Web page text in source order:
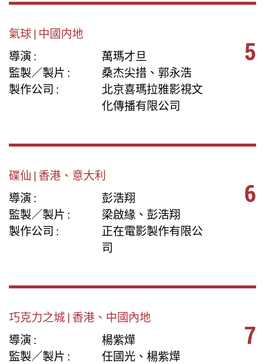
氣球 | 中國内地
導演 :
萬瑪才旦
監製／製片 :
桑杰尖措、郭永浩
製作公司 :
北京喜瑪拉雅影視文
化傳播有限公司
5
碟仙 | 香港、意大利
導演 :
彭浩翔
監製／製片 :
梁啟緣、彭浩翔
製作公司 :
正在電影製作有限公
司
6
巧克力之城 | 香港、中國內地
導演 :
楊紫燁
監製／製片 :
任國光、楊紫燁
7